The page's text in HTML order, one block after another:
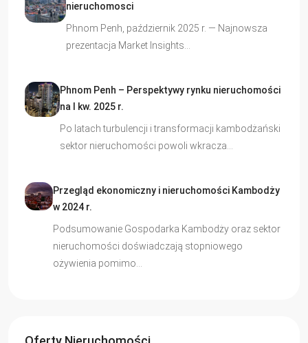
nieruchomosci
Phnom Penh, październik 2025 r. — Najnowsza
prezentacja Market Insights…
Phnom Penh – Perspektywy rynku nieruchomości
na I kw. 2025 r.
Po latach turbulencji i transformacji kambodżański
sektor nieruchomości powoli wkracza…
Przegląd ekonomiczny i nieruchomości Kambodży
w 2024 r.
Podsumowanie Gospodarka Kambodży oraz sektor
nieruchomości doświadczają stopniowego
ożywienia pomimo…